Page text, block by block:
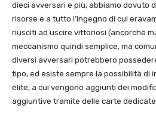
dieci avversari e più, abbiamo dovuto
risorse e a tutto l’ingegno di cui
riusciti ad uscire vittoriosi (ancorché
meccanismo quindi semplice, ma
diversi avversari potrebbero
tipo, ed esiste sempre la possibilità di
élite, a cui vengono aggiunti dei
aggiuntive tramite delle carte